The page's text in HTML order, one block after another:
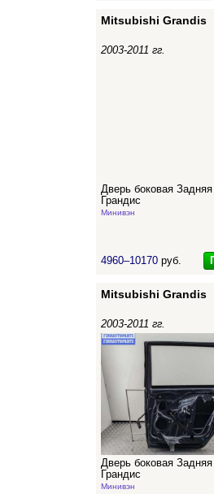
Mitsubishi Grandis
2003-2011 гг.
Дверь боковая
Грандис
Минивэн
4960–10170 руб.
Mitsubishi Grandis
2003-2011 гг.
Дверь боковая
Грандис
Минивэн